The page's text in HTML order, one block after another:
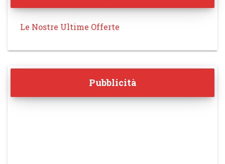
Le Nostre Ultime Offerte
Pubblicità